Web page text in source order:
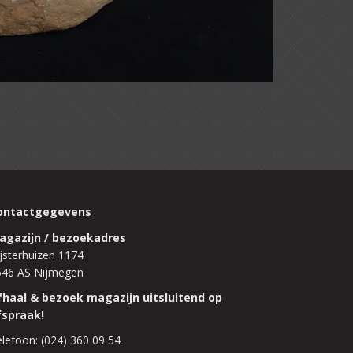
/ bezoekadres
1174
AS Nijmegen
& bezoek magazijn uitsluitend op
(024) 360 09 54